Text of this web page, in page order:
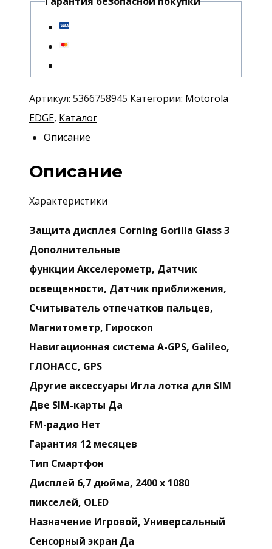
Артикул: 5366758945 Категории: Motorola
EDGE, Каталог
Описание
Описание
Характеристики
Защита дисплея Corning Gorilla Glass 3
Дополнительные
функции Акселерометр, Датчик
освещенности, Датчик приближения,
Считыватель отпечатков пальцев,
Магнитометр, Гироскоп
Навигационная система A-GPS, Galileo,
ГЛОНАСС, GPS
Другие аксессуары Игла лотка для SIM
Две SIM-карты Да
FM-радио Нет
Гарантия 12 месяцев
Тип Смартфон
Дисплей 6,7 дюйма, 2400 x 1080
пикселей, OLED
Назначение Игровой, Универсальный
Сенсорный экран Да